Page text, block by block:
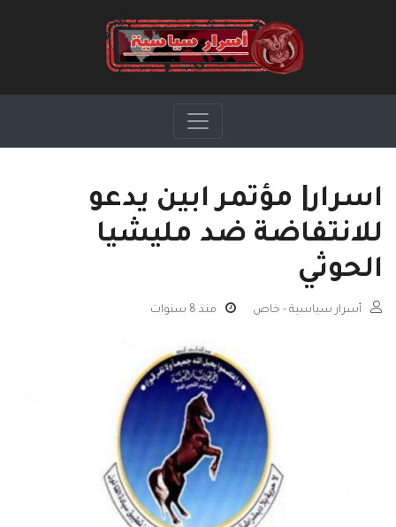
اسرار| مؤتمر ابين يدعو
للانتفاضة ضد مليشيا
الحوثي
أسرار سياسية - خاص منذ 8 سنوات